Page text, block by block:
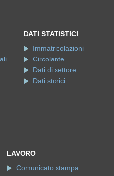
DATI STATISTICI
Immatricolazioni
Circolante
Dati di settore
Dati storici
LAVORO
Comunicato stampa